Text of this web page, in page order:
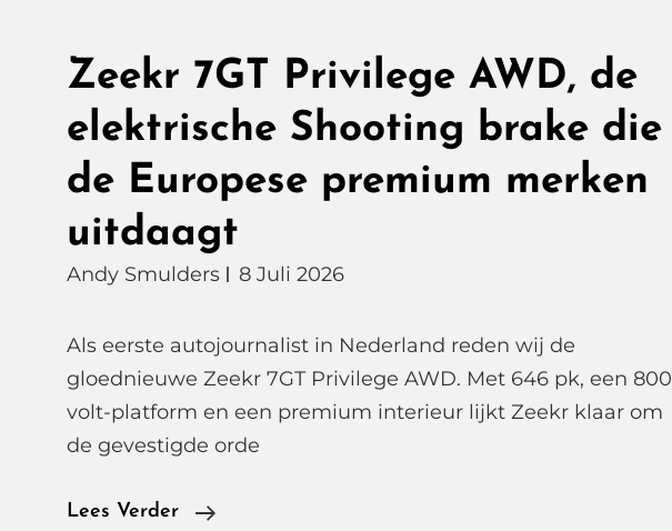
Zeekr 7GT Privilege AWD, de
elektrische Shooting brake die
de Europese premium merken
uitdaagt
Andy Smulders 8 Juli 2026
Als eerste autojournalist in Nederland reden wij de
gloednieuwe Zeekr 7GT Privilege AWD. Met 646 pk, een 800
volt-platform en een premium interieur lijkt Zeekr klaar om
de gevestigde orde
Lees Verder
Zeekr